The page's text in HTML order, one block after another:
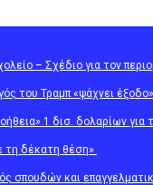
– Σχέδιο για τον
του Τραμπ «ψάχνει
1 δισ. δολαρίων για
τη δέκατη θέση»
σπουδών και